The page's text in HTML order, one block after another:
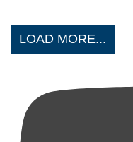
LOAD MORE...